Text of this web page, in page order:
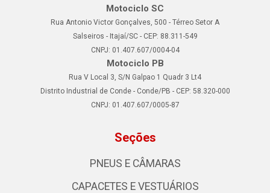
Motociclo SC
Rua Antonio Victor Gonçalves, 500 - Térreo Setor A
Salseiros - Itajaí/SC - CEP: 88.311-549
CNPJ: 01.407.607/0004-04
Motociclo PB
Rua V Local 3, S/N Galpao 1 Quadr 3 Lt4
Distrito Industrial de Conde - Conde/PB - CEP: 58.320-000
CNPJ: 01.407.607/0005-87
Seções
PNEUS E CÂMARAS
CAPACETES E VESTUÁRIOS